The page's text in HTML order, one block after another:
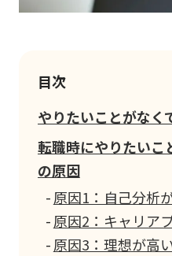
目次
やりたいことがなく
転職時にやりたいこ
の原因
原因1：自己分析
原因2：キャリア
原因3：理想が高